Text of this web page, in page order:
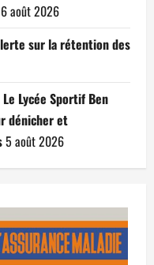
6 août 2026
sur la rétention des
Lycée Sportif Ben
dénicher et
5 août 2026